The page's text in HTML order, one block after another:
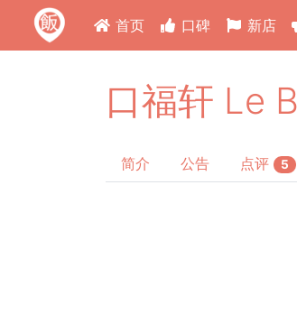
首页 口碑 新店
口福轩 Le
简介 公告 点评 5